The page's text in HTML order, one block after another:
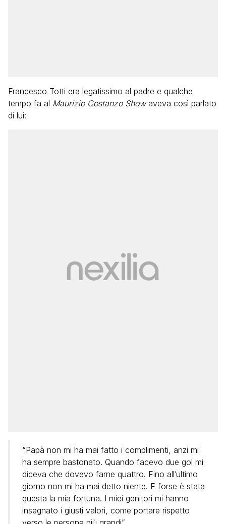
Francesco Totti era legatissimo al padre e qualche
tempo fa al Maurizio Costanzo Showaveva così parlato
di lui:
“Papà non mi ha mai fatto i complimenti, anzi mi
ha sempre bastonato. Quando facevo due gol mi
diceva che dovevo farne quattro. Fino all’ultimo
giorno non mi ha mai detto niente. E forse è stata
questa la mia fortuna. I miei genitori mi hanno
insegnato i giusti valori, come portare rispetto